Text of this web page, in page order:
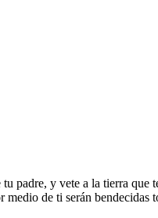
y vete a la tierra que
de ti serán bendecidas